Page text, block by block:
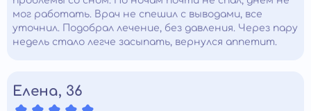
мог работать. Врач не спешил с выводами, все
уточнил. Подобрал лечение, без давления. Через пару
недель стало легче засыпать, вернулся аппетит.
Елена, 36